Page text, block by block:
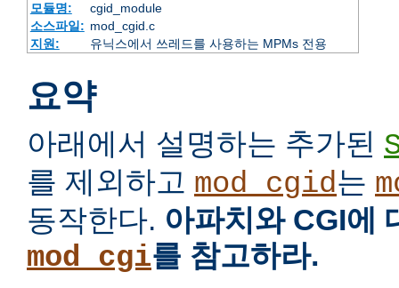
모듈명:
cgid_module
소스파일: mod_cgid.c
지원:
유닉스에서 쓰레드를 사용하는 MPMs 전용
요약
아래에서 설명하는 추가된
를 제외하고 mod_cgid는
동작한다. 아파치와 CGI에
mod_cgi를 참고하라.